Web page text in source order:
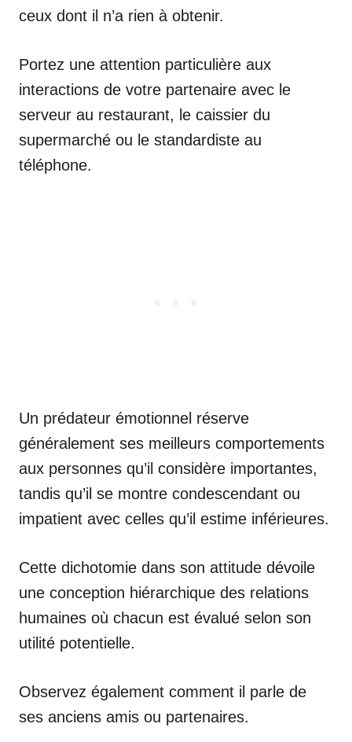
ceux dont il n’a rien à obtenir.
Portez une attention particulière aux
interactions de votre partenaire avec le
serveur au restaurant, le caissier du
supermarché ou le standardiste au
téléphone.
Un prédateur émotionnel réserve
généralement ses meilleurs comportements
aux personnes qu’il considère importantes,
tandis qu’il se montre condescendant ou
impatient avec celles qu’il estime inférieures.
Cette dichotomie dans son attitude dévoile
une conception hiérarchique des relations
humaines où chacun est évalué selon son
utilité potentielle.
Observez également comment il parle de
ses anciens amis ou partenaires.